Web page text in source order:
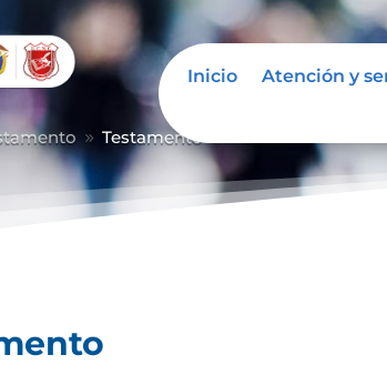
Inicio Atención y
9 Testamento